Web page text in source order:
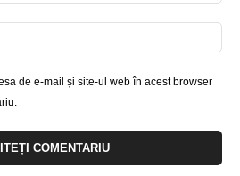
de e-mail și site-ul web în acest browser